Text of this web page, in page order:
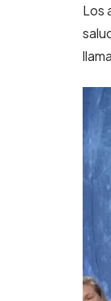
Los